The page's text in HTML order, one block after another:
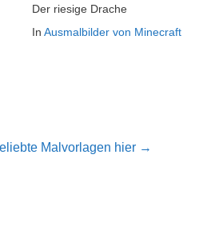
Der riesige Drache
In Ausmalbilder von Minecraft
Malvorlagen hier →